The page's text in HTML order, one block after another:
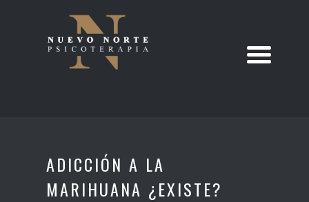
ADICCIÓN A LA
MARIHUANA ¿EXISTE?